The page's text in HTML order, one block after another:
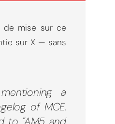
de mise sur ce
sur X — sans
a
of MCE.